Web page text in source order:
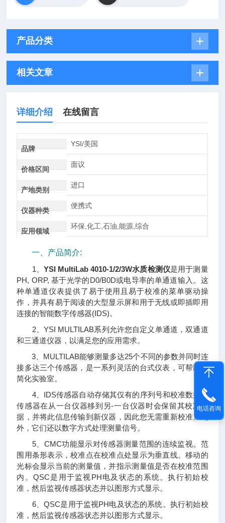
产品分类
相关文章
详细介绍 在线留言
品牌
YSI/美国
价格区间
面议
产地类别
进口
仪器种类
便携式
应用领域
环保,化工,石油,能源,综合
一、产品简介:
1、 YSI MultiLab 4010-1/2/3W水质检测仪是用于测量
PH, ORP, 基于光学的D0/B0D或电导率的单通道输入。这
种单通道仪表提供了易于使用且易于校准的菜单驱动操
作，并具有易于阅读的大型显示屏和用于无线或即插即用
连接的智能数字传感器(IDS)。
2、YSI MULTILAB系列允许您自定义单通道，双通道
和三通道仪器，以满足您的应用需求。
3、MULTILAB能够测量多达25个不同的参数并同时连
接多达三个传感器，是一系列灵活的台式仪表，可帮助您
简化实验室。
4、IDS传感器自动存储其仅有的序列号和校准数据。
传感器在从一台仪器移到另-一台仪器时会保留其校准数
据，并将此信息传输到新仪器，因此您无需重新校准。此
外，它们还以数字方式处理测量信号。
5、CMC功能显示对传感器测量范围的连续监视。范
围用条形表示，校准点在校准点处显示为垂直线。移动的
光标会显示当前的测量值，并指示测量值是否在校准范围
内。QSC是用于监视PH电及状态的系统。执行初始校
准，然后监视传感器状态并以图形方式显示。
6、QSC是用于监视PH电及状态的系统。执行初始校
准，然后监视传感器状态并以图形方式显示。
电话咨询